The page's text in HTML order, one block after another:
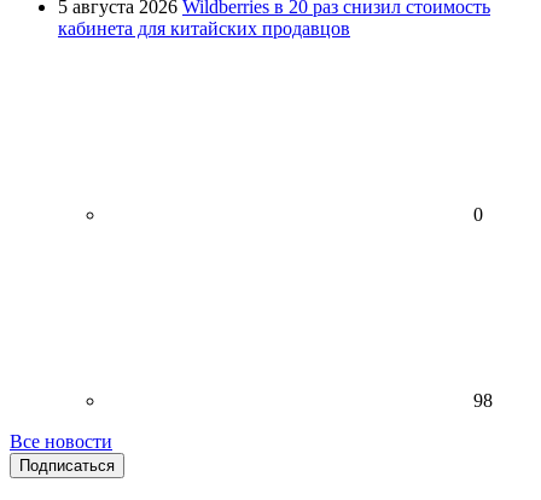
5 августа 2026 Wildberries в 20 раз снизил стоимость
кабинета для китайских продавцов
0
98
Все новости
Подписаться